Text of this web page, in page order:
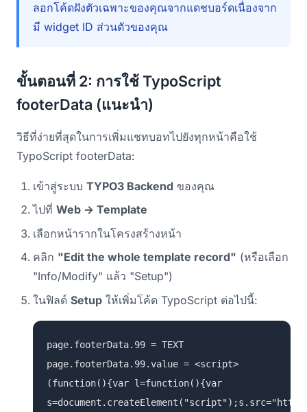
ลอกโค้ดฝังตัวเฉพาะของคุณจากแดชบอร์ดเนื่องจาก
มี widget ID ส่วนตัวของคุณ
ขั้นตอนที่ 2: การใช้ TypoScript
footerData (แนะนำ)
วิธีที่ง่ายที่สุดในการเพิ่มแชทบอทไปยังทุกหน้าคือใช้
TypoScript footerData:
เข้าสู่ระบบ TYPO3 Backend ของคุณ
ไปที่ Web → Template
เลือกหน้ารากในโครงสร้างหน้า
คลิก "Edit the whole template record" (หรือเลือก
"Info/Modify" แล้ว "Setup")
ในฟิลด์ Setup ให้เพิ่มโค้ด TypoScript ต่อไปนี้:
page.footerData.99 = TEXT
page.footerData.99.value = <script>
(function(){var l=function(){var